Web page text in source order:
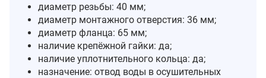
диаметр резьбы: 40 мм;
диаметр монтажного отверстия: 36 мм;
диаметр фланца: 65 мм;
наличие крепёжной гайки: да;
наличие уплотнительного кольца: да;
назначение: отвод воды в осушительных